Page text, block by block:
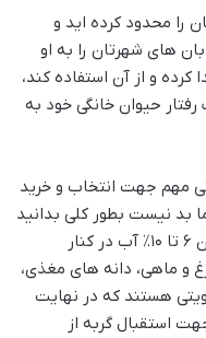
را محدود کرده اید و
های شهرتان را به او
کرده و از آن استفاده کند،
حیوان خانگی خود به
مهم جهت انتخاب و خرید
بد نیست بطور کلی بدانید
که این نوع از غذاها اصولا داری چیزی بین 6 تا 10٪ آب در کنار
و ماهی، دانه های مغذی،
هستند که در نهایت
استقبال گربه از